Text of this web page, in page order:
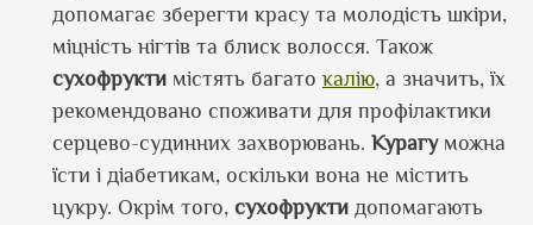
допомагає зберегти красу та молодість шкіри,
міцність нігтів та блиск волосся. Також
сухофрукти містять багато калію, а значить, їх
рекомендовано споживати для профілактики
серцево-судинних захворювань. Курагуможна
їсти і діабетикам, оскільки вона не містить
цукру. Окрім того, сухофрукти допомагають